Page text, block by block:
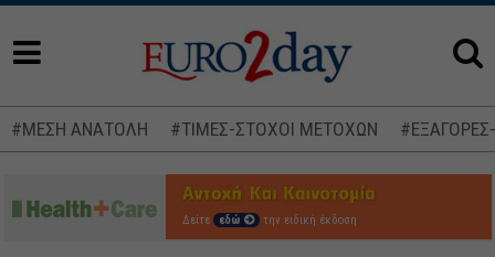
#ΜΕΣΗ ΑΝΑΤΟΛΗ #ΤΙΜΕΣ-ΣΤΟΧΟΙ ΜΕΤΟΧΩΝ
Δείτε εδώ την ειδική έκδοση